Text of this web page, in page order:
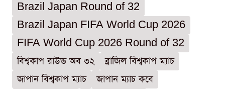
Brazil Japan Round of 32
Brazil Japan FIFA World Cup 2026
FIFA World Cup 2026 Round of 32
বিশ্বকাপ রাউন্ড অব ৩২
ব্রাজিল বিশ্বকাপ ম্যাচ
জাপান বিশ্বকাপ ম্যাচ
জাপান ম্যাচ কবে